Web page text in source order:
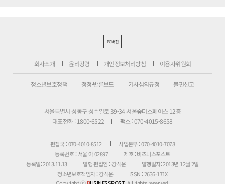
PC버전
회사소개 윤리강령 개인정보처리방침 이용자위원회
청소년보호정책 정정·반론보도 기사심의규정 불편신고
서울특별시 성동구 성수일로 39-34 서울숲더스페이스 12층
대표전화 : 1800-6522
팩스 : 070-4015-8658
편집국 : 070-4010-8512
사업본부 : 070-4010-7078
등록번호 : 서울 아 02897
제호 : 비즈니스포스트
등록일: 2013.11.13
발행·편집인 : 강석운
발행일자: 2013년 12월 2일
청소년보호책임자 : 강석운
ISSN : 2636-171X